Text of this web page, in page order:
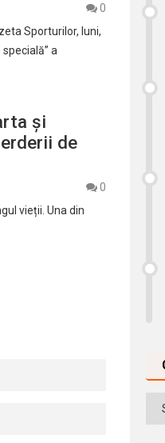
0
Sporturilor, luni,
a
și
de
0
vieții. Una din